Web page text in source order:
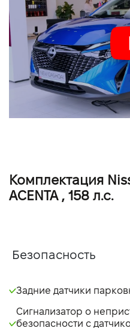
Комплектация
ACENTA , 158 л.с.
Безопасность
Задние датчики
Сигнализатор о
безопасности с